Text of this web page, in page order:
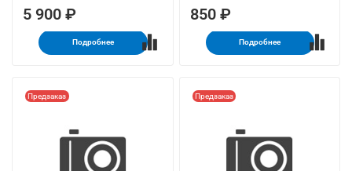
5 900 ₽
Подробнее
850 ₽
Подробнее
Предзаказ Предзаказ